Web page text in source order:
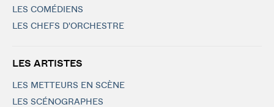
LES COMÉDIENS
LES CHEFS D'ORCHESTRE
LES ARTISTES
LES METTEURS EN SCÈNE
LES SCÉNOGRAPHES